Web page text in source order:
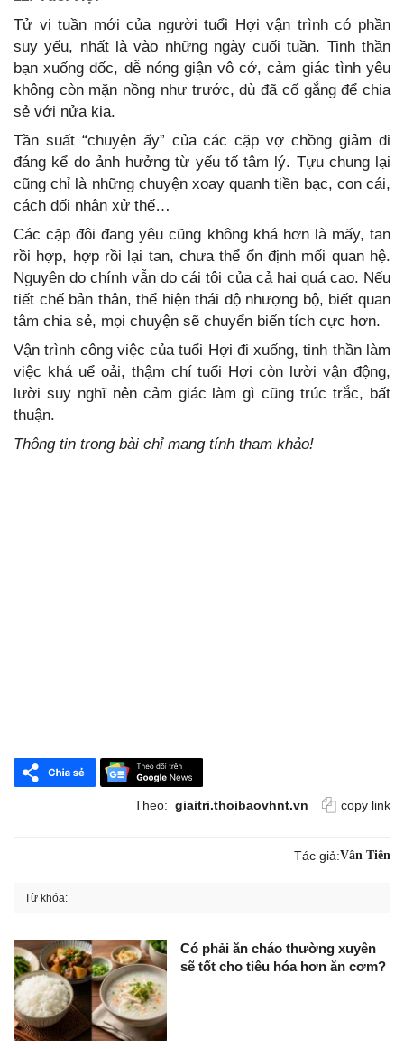
Tử vi tuần mới của người tuổi Hợi vận trình có phần
suy yếu, nhất là vào những ngày cuối tuần. Tinh thần
bạn xuống dốc, dễ nóng giận vô cớ, cảm giác tình yêu
không còn mặn nồng như trước, dù đã cố gắng để chia
sẻ với nửa kia.
Tần suất “chuyện ấy” của các cặp vợ chồng giảm đi
đáng kể do ảnh hưởng từ yếu tố tâm lý. Tựu chung lại
cũng chỉ là những chuyện xoay quanh tiền bạc, con cái,
cách đối nhân xử thế…
Các cặp đôi đang yêu cũng không khá hơn là mấy, tan
rồi hợp, hợp rồi lại tan, chưa thể ổn định mối quan hệ.
Nguyên do chính vẫn do cái tôi của cả hai quá cao. Nếu
tiết chế bản thân, thể hiện thái độ nhượng bộ, biết quan
tâm chia sẻ, mọi chuyện sẽ chuyển biến tích cực hơn.
Vận trình công việc của tuổi Hợi đi xuống, tinh thần làm
việc khá uể oải, thậm chí tuổi Hợi còn lười vận động,
lười suy nghĩ nên cảm giác làm gì cũng trúc trắc, bất
thuận.
Thông tin trong bài chỉ mang tính tham khảo!
Theo: giaitri.thoibaovhnt.vn copy link
Tác giả:Vân Tiên
Từ khóa:
Có phải ăn cháo thường xuyên
sẽ tốt cho tiêu hóa hơn ăn cơm?